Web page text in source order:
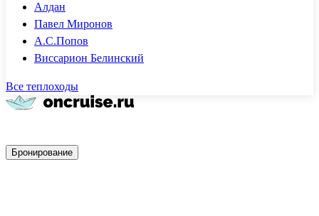
Алдан
Павел Миронов
А.С.Попов
Виссарион Белинский
Все теплоходы
Бронирование